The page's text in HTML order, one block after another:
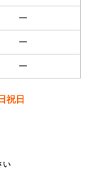
ー
ー
ー
祝日
い